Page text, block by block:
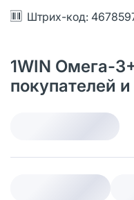
Штрих-код:
1WIN Омега-
покупателей